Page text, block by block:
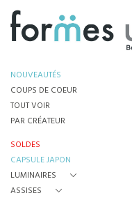
NOUVEAUTÉS
COUPS DE COEUR
TOUT VOIR
PAR CRÉATEUR
SOLDES
CAPSULE JAPON
LUMINAIRES
ASSISES